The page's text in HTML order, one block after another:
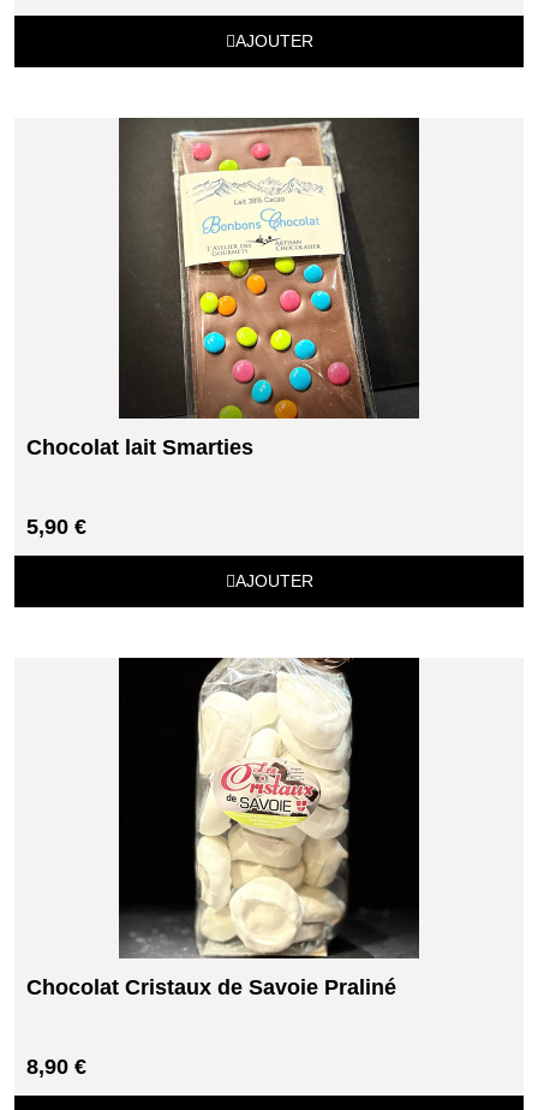
AJOUTER
Chocolat lait Smarties
5,90 €
AJOUTER
Chocolat Cristaux de Savoie Praliné
8,90 €